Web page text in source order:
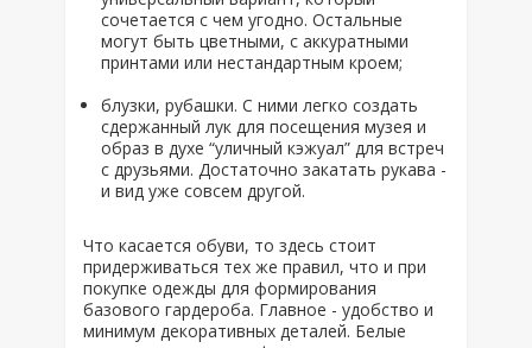
сочетается с чем угодно. Остальные
могут быть цветными, с аккуратными
принтами или нестандартным кроем;
блузки, рубашки. С ними легко создать
сдержанный лук для посещения музея и
образ в духе “уличный кэжуал” для встреч
с друзьями. Достаточно закатать рукава -
и вид уже совсем другой.
Что касается обуви, то здесь стоит
придерживаться тех же правил, что и при
покупке одежды для формирования
базового гардероба. Главное - удобство и
минимум декоративных деталей. Белые